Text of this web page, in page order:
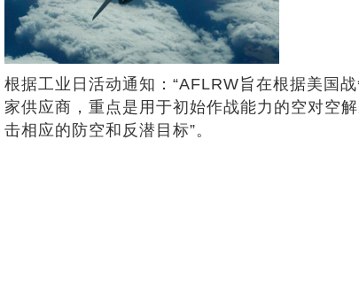
根据工业日活动通知：“AFLRW旨在根据美国
家供应商，重点是用于初始作战能力的空对空
击相应的防空和反潜目标”。